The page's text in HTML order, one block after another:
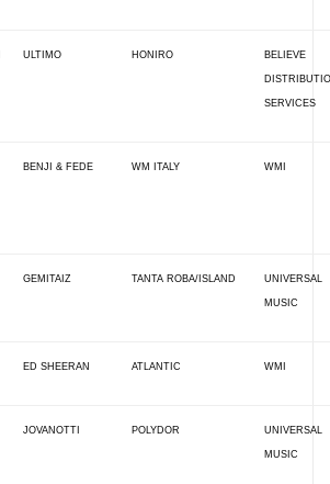
ULTIMO HONIRO BELIEVE
SERVICES
BENJI & FEDE WM ITALY WMI
GEMITAIZ TANTA ROBA/ISLAND UNIVERSAL
MUSIC
ED SHEERAN ATLANTIC WMI
JOVANOTTI POLYDOR UNIVERSAL
MUSIC